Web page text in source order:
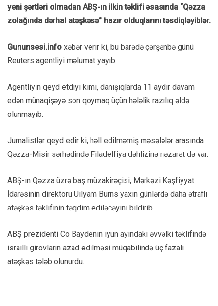
yeni şərtləri olmadan ABŞ-ın ilkin təklifi əsasında “Qəzza
zolağında dərhal atəşkəsə” hazır olduqlarını təsdiqləyiblər.
Gununsesi.info xəbər verir ki, bu barədə çərşənbə günü
Reuters agentliyi məlumat yayıb.
Agentliyin qeyd etdiyi kimi, danışıqlarda 11 aydır davam
edən münaqişəyə son qoymaq üçün hələlik razılıq əldə
olunmayıb.
Jurnalistlər qeyd edir ki, həll edilməmiş məsələlər arasında
Qəzza-Misir sərhədində Filadelfiya dəhlizinə nəzarət də var.
ABŞ-ın Qəzza üzrə baş müzakirəçisi, Mərkəzi Kəşfiyyat
İdarəsinin direktoru Uilyam Burns yaxın günlərdə daha ətraflı
atəşkəs təklifinin təqdim ediləcəyini bildirib.
ABŞ prezidenti Co Baydenin iyun ayındaki əvvəlki təklifində
israilli girovların azad edilməsi müqabilində üç fazalı
atəşkəs tələb olunurdu.